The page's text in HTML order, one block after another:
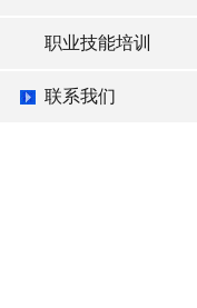
职业技能培训
联系我们